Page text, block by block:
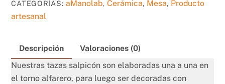
CATEGORÍAS:aManolab, Cerámica, Mesa, Producto
artesanal
Descripción
Valoraciones (0)
Nuestras tazas salpicón son elaboradas una a una en
el torno alfarero, para luego ser decoradas con